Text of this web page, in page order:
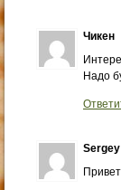
Чикен
Надо
Sergey